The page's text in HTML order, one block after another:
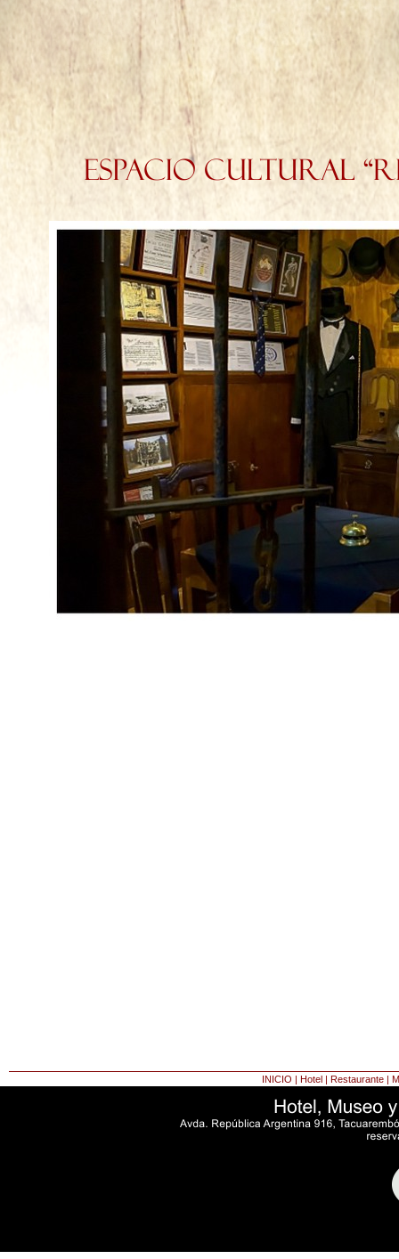
INICIO | Hotel| Restaurante|